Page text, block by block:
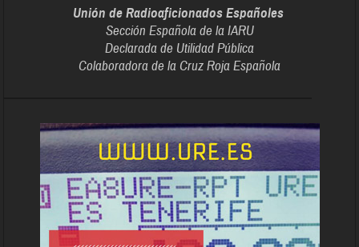
Unión de Radioaficionados Españoles
Sección Española de la IARU
Declarada de Utilidad Pública
Colaboradora de la Cruz Roja Española